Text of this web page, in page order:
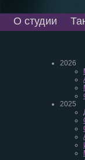
О студии
2026
2025